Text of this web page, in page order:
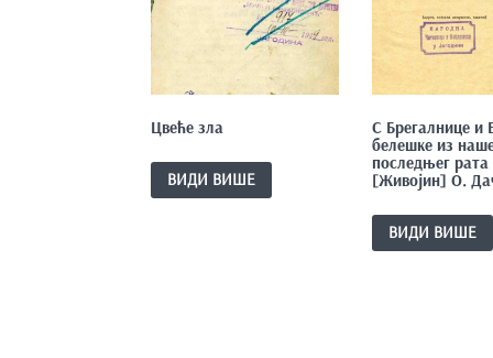
Цвеће зла
ВИДИ ВИШЕ
С Брегалнице и
белешке из
последњег
[Живојин] О.
ВИДИ ВИШЕ